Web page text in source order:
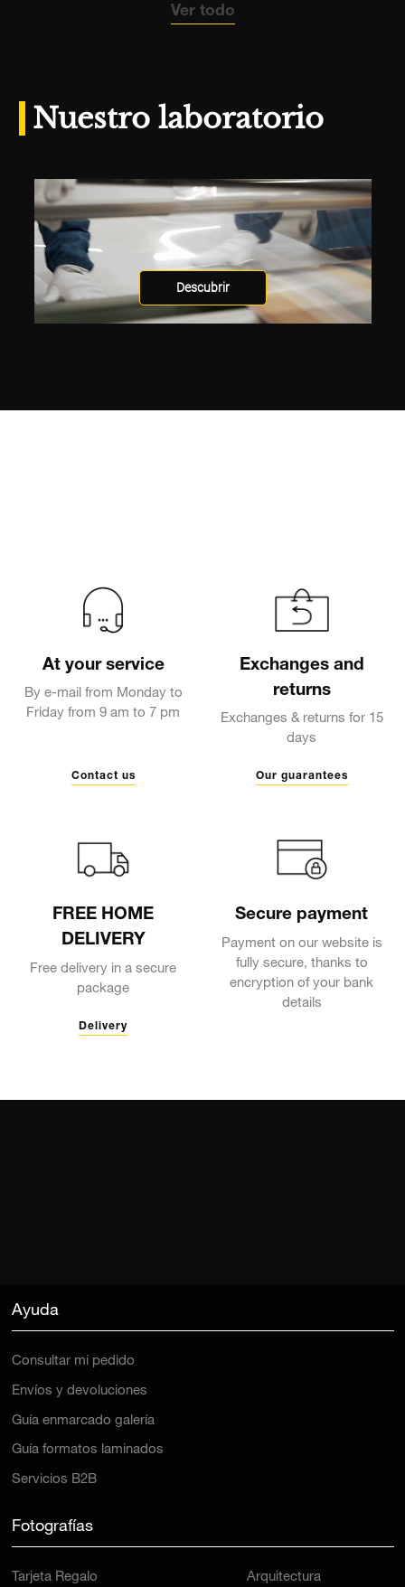
Ver todo
Nuestro laboratorio
Descubrir
At your service
By e-mail from Monday to
Friday from 9 am to 7 pm
Contact us
Exchanges and
returns
Exchanges & returns for 15
days
Our guarantees
FREE HOME
DELIVERY
Free delivery in a secure
package
Delivery
Secure payment
Payment on our website is
fully secure, thanks to
encryption of your bank
details
Ayuda
Consultar mi pedido
Envíos y devoluciones
Guía enmarcado galería
Guía formatos laminados
Servicios B2B
Fotografías
Tarjeta Regalo Arquitectura